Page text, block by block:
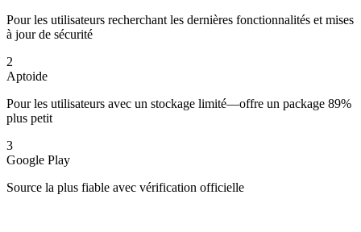
Pour les utilisateurs recherchant les dernières fonctionnalités et mises
à jour de sécurité
2
Aptoide
Pour les utilisateurs avec un stockage limité—offre un package 89%
plus petit
3
Google Play
Source la plus fiable avec vérification officielle